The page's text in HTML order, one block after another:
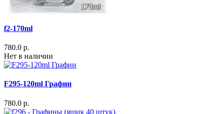
f2-170ml
780.0 р.
Нет в наличии
F295-120ml Графин
780.0 р.